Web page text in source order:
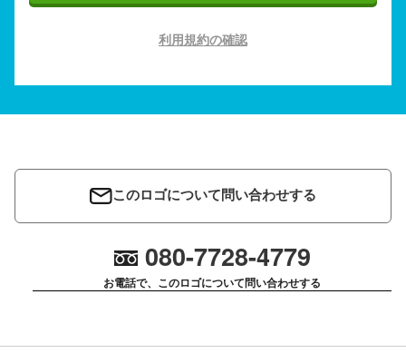
利用規約の確認
このロゴについて問い合わせする
080-7728-4779
お電話で、このロゴについて問い合わせする